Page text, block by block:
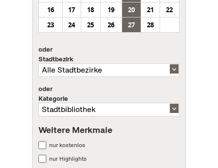
16
17 18 19 20 21
22
23
24 25 26 27 28
oder
Stadtbezirk
oder
Kategorie
Weitere Merkmale
nur kostenlos
nur Highlights